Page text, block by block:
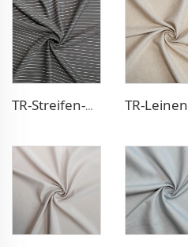
TR-Streifen-Optik Hosenstoff